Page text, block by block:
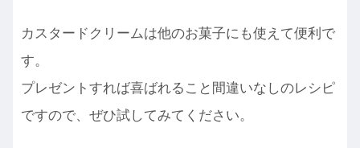
カスタードクリームは他のお菓子にも使えて便利で
す。
プレゼントすれば喜ばれること間違いなしのレシピ
ですので、ぜひ試してみてください。